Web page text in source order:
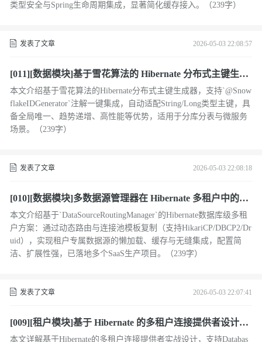
类型安全与Spring生命周期集成，显著简化缓存接入。（239字）
发表了文章 2026-05-03 22:08:57
[011][数据模块]基于雪花算法的 Hibernate 分布式主键生成
器设计与实现
本文介绍基于雪花算法的Hibernate分布式主键生成器，支持`@Snow
flakeIDGenerator`注解一键集成，自动适配String/Long类型主键，具
备全局唯一、趋势递增、高性能等优势，适用于分库分表与微服务
场景。（239字）
发表了文章 2026-05-03 22:08:18
[010][数据模块]多数据源管理器在 Hibernate 多租户中的应
用
本文介绍基于`DataSourceRoutingManager`的Hibernate数据库级多租
户方案：通过动态路由与连接池模板复制（支持HikariCP/DBCP2/Dr
uid），实现租户专属数据源的懒加载、缓存与无缝集成，配置简
洁、扩展性强，已落地多个SaaS生产项目。（239字）
发表了文章 2026-05-03 22:07:41
[009][租户模块]基于 Hibernate 的多租户连接提供者设计实
战
本文详解基于Hibernate的多租户连接提供者实战设计，支持Databas